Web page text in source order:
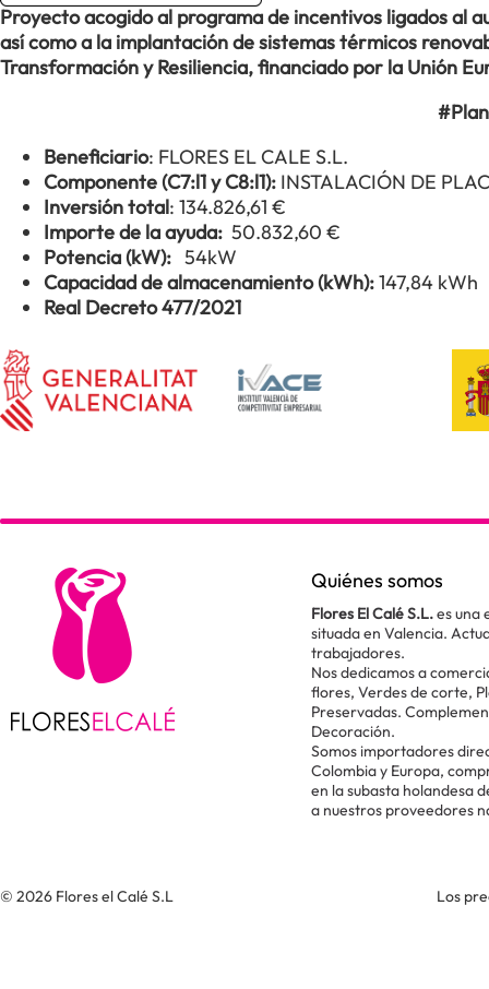
Proyecto acogido al programa de incentivos ligados al
así como a la implantación de sistemas térmicos
Transformación y Resiliencia, financiado por la Unión
Beneficiario: FLORES EL CALE S.L.
Componente (C7:l1 y C8:l1): INSTALACIÓN DE
Inversión total: 134.826,61 €
Importe de la ayuda: 50.832,60 €
Potencia (kW): 54kW
Capacidad de almacenamiento (kWh):147,84 kWh
Real Decreto 477/2021
Quiénes somos
Flores El Calé S.L.es una
situada en Valencia.
trabajadores.
Nos dedicamos a
flores, Verdes de corte,
Preservadas.
Decoración.
Somos importadores
Colombia y Europa,
en la subasta holandesa
a nuestros proveedores
© 2026 Flores el Calé S.L Los